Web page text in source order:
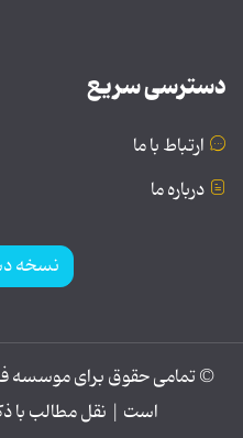
دسترسی سریع
ارتباط با ما
درباره ما
نسخه
© تمامی حقوق برای موسسه
است | نقل مطالب با